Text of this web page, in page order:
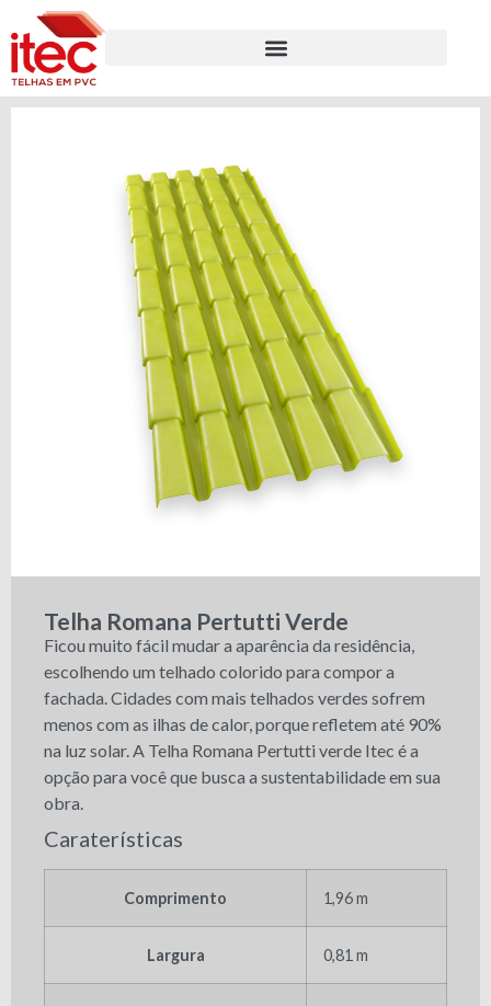
Telha Romana Pertutti Verde
Ficou muito fácil mudar a aparência da residência,
escolhendo um telhado colorido para compor a
fachada. Cidades com mais telhados verdes sofrem
menos com as ilhas de calor, porque refletem até 90%
na luz solar. A Telha Romana Pertutti verde Itec é a
opção para você que busca a sustentabilidade em sua
obra.
Caraterísticas
Comprimento 1,96 m
Largura 0,81 m